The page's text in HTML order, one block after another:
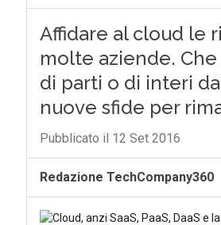
Affidare al cloud le
molte aziende.
di parti o di interi
nuove sfide per
Pubblicato il 12 Set 2016
Redazione TechCompany360